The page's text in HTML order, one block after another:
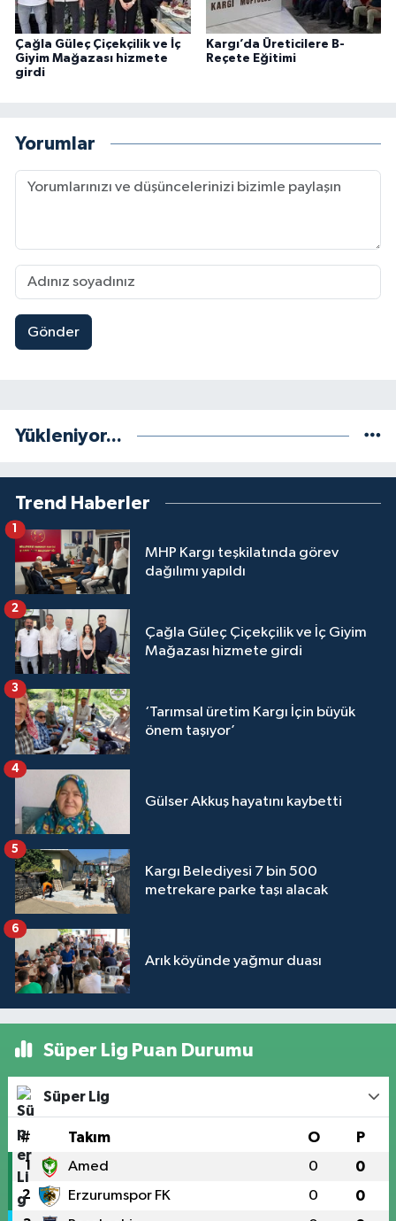
Çağla Güleç Çiçekçilik ve İç
Giyim Mağazası hizmete
girdi
Kargı’da Üreticilere B-
Reçete Eğitimi
Yorumlar
Gönder
Yükleniyor...
Trend Haberler
MHP Kargı teşkilatında görev
dağılımı yapıldı
Çağla Güleç Çiçekçilik ve İç Giyim
Mağazası hizmete girdi
2
‘Tarımsal üretim Kargı İçin büyük
önem taşıyor’
3
Gülser Akkuş hayatını kaybetti
4
Kargı Belediyesi 7 bin 500
metrekare parke taşı alacak
5
Arık köyünde yağmur duası
6
Süper Lig Puan Durumu
Süper Lig
# Takım O P
1 Amed 0 0
2 Erzurumspor FK 0 0